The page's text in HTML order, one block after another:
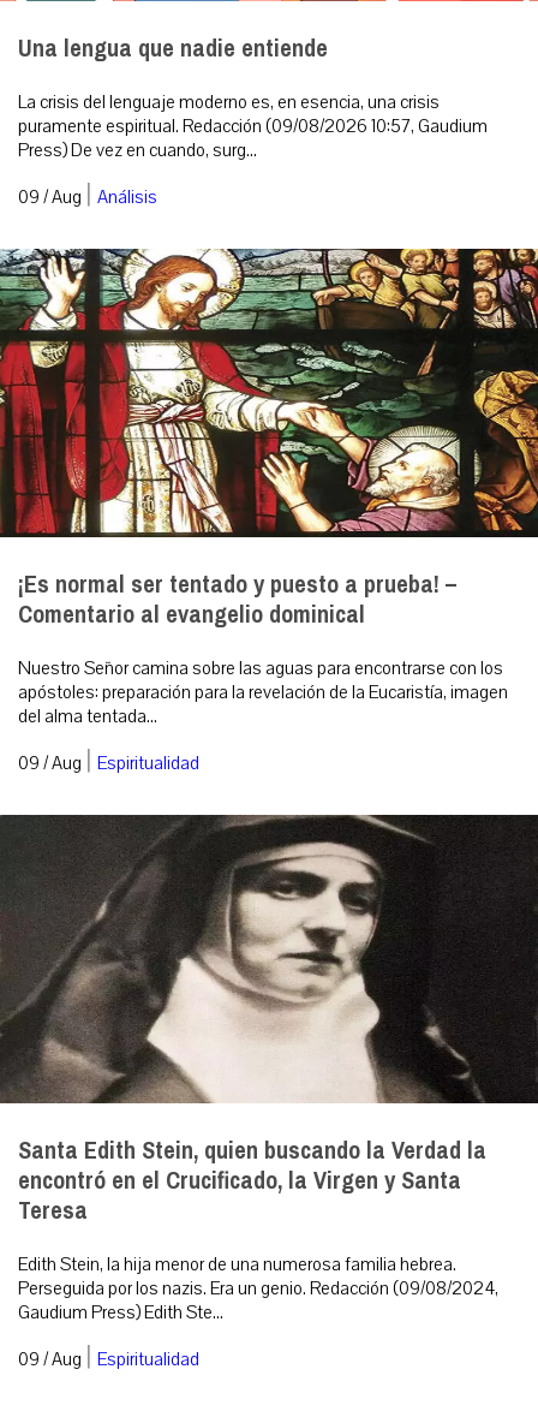
Una lengua que nadie entiende
La crisis del lenguaje moderno es, en esencia, una crisis
puramente espiritual. Redacción (09/08/2026 10:57, Gaudium
Press) De vez en cuando, surg...
09 / Aug | Análisis
¡Es normal ser tentado y puesto a prueba! –
Comentario al evangelio dominical
Nuestro Señor camina sobre las aguas para encontrarse con los
apóstoles: preparación para la revelación de la Eucaristía, imagen
del alma tentada...
09 / Aug | Espiritualidad
Santa Edith Stein, quien buscando la Verdad la
encontró en el Crucificado, la Virgen y Santa
Teresa
Edith Stein, la hija menor de una numerosa familia hebrea.
Perseguida por los nazis. Era un genio. Redacción (09/08/2024,
Gaudium Press) Edith Ste...
09 / Aug | Espiritualidad